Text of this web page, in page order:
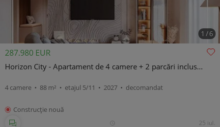
1 /6
287.980 EUR
Horizon City - Apartament de 4 camere + 2 parcări inclus...
4 camere • 88 m² • etajul 5/11 • 2027 • decomandat
Construcţie nouă
25 iul.